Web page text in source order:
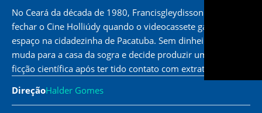
No Ceará da década de 1980, Francisgleydisson precisa
fechar o Cine Holliúdy quando o videocassete ganha
espaço na cidadezinha de Pacatuba. Sem dinheiro, ele se
muda para a casa da sogra e decide produzir um filme de
ficção científica após ter tido contato com extraterrestres.
DireçãoHalder Gomes